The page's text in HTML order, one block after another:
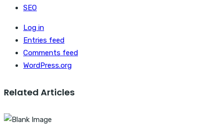
SEO
Log in
Entries feed
Comments feed
WordPress.org
Related Articles